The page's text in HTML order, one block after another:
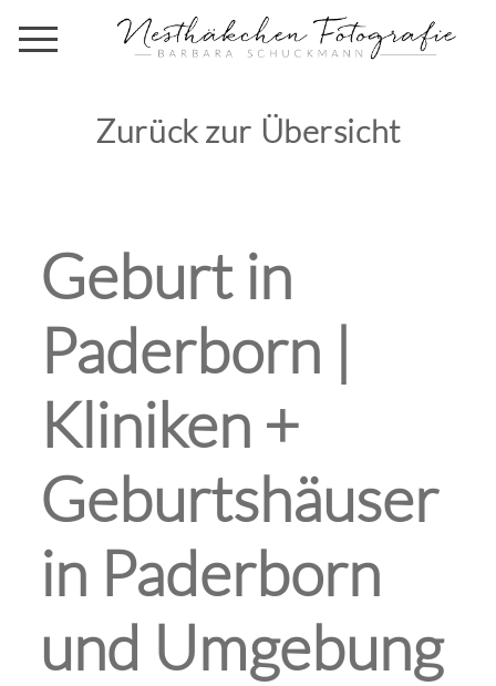
Zurück zur Übersicht
Geburt in
Paderborn |
Kliniken +
Geburtshäuser
in Paderborn
und Umgebung